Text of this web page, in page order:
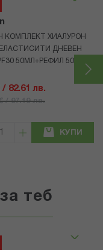
КОМПЛЕКТ ХИАЛУРОН
ДНЕВЕН
50МЛ+РЕФИЛ 50МЛ
/ 82.61 лв.
/ 97.19 лв.
КУПИ
теб